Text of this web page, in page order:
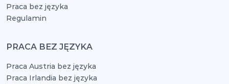
Praca bez języka
Regulamin
PRACA BEZ JĘZYKA
Praca Austria bez języka
Praca Irlandia bez języka